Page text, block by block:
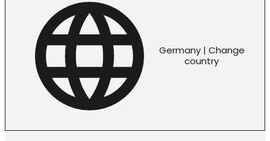
Germany | Change
country